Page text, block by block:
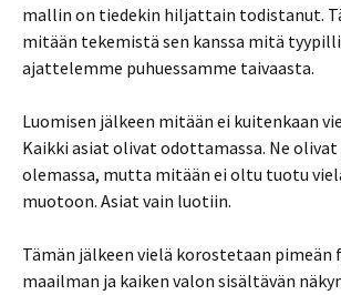
mallin on tiedekin hiljattain todistanut.
mitään tekemistä sen kanssa mitä
ajattelemme puhuessamme taivaasta.
Luomisen jälkeen mitään ei kuitenkaan
Kaikki asiat olivat odottamassa. Ne
olemassa, mutta mitään ei oltu tuotu
muotoon. Asiat vain luotiin.
Tämän jälkeen vielä korostetaan pimeän
maailman ja kaiken valon sisältävän